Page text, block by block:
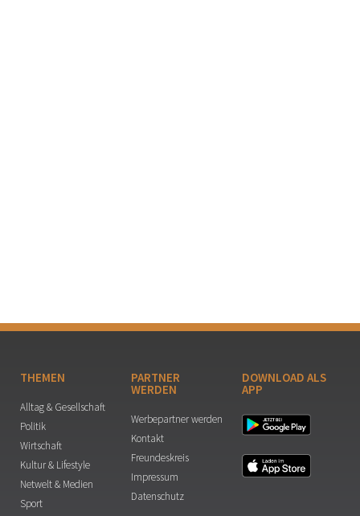
THEMEN
Alltag & Gesellschaft
Politik
Wirtschaft
Kultur & Lifestyle
Netwelt & Medien
Sport
PARTNER
WERDEN
Werbepartner werden
Kontakt
Freundeskreis
Impressum
Datenschutz
DOWNLOAD ALS
APP